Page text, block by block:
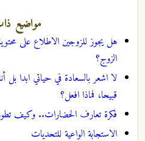
مواضيع
هل يجوز للزوجين الاطلاع على
الزوج؟
لا اشعر بالسعادة في حياتي ابدا بل
قبيحا، فماذا افعل؟
فكرة تعارف الحضارات.. وكيف
الاستجابة الواعية للتحديات